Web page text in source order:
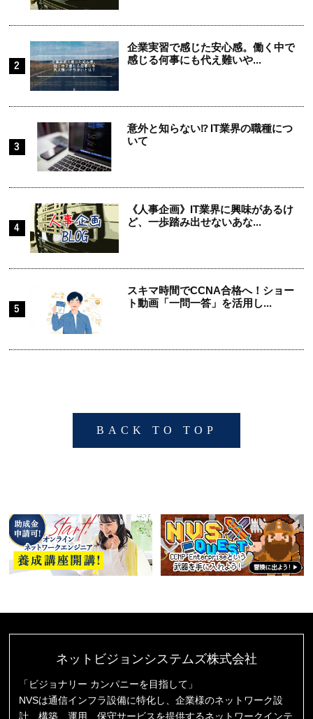
企業実習で感じた安心感。働く中で
感じる何事にも代え難いや...
意外と知らない⁉ IT業界の職種につ
いて
《人事企画》IT業界に興味があるけ
ど、一歩踏み出せないあな...
スキマ時間でCCNA合格へ！ショー
ト動画「一問一答」を活用し...
BACK TO TOP
ネットビジョンシステムズ株式会社
「ビジョナリー カンパニーを目指して」
NVSは通信インフラ設備に特化し、企業様のネットワーク設
計、構築、運用、保守サービスを提供するネットワークインテ